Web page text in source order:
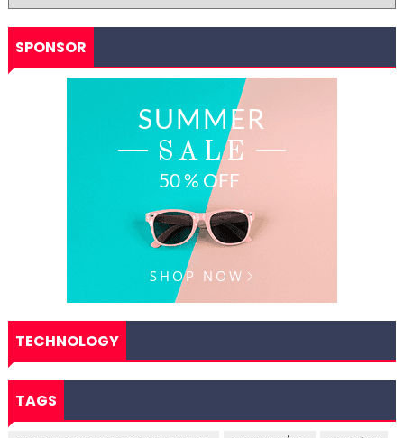
SPONSOR
TECHNOLOGY
TAGS